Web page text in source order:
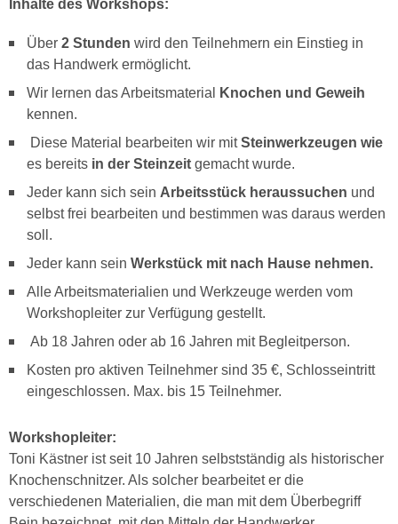
Inhalte des Workshops:
Über 2 Stunden wird den Teilnehmern ein Einstieg in
das Handwerk ermöglicht.
Wir lernen das Arbeitsmaterial
Knochen und Geweih
kennen.
Diese Material bearbeiten wir mitSteinwerkzeugen wie
es bereits in der Steinzeit gemacht wurde.
Jeder kann sich sein Arbeitsstück heraussuchen und
selbst frei bearbeiten und bestimmen was daraus werden
soll.
Jeder kann sein Werkstück mit nach Hause nehmen.
Alle Arbeitsmaterialien und Werkzeuge werden vom
Workshopleiter zur Verfügung gestellt.
Ab 18 Jahren oder ab 16 Jahren mit Begleitperson.
Kosten pro aktiven Teilnehmer sind 35 €, Schlosseintritt
eingeschlossen. Max. bis 15 Teilnehmer.
Workshopleiter:
Toni Kästner ist seit 10 Jahren selbstständig als historischer
Knochenschnitzer. Als solcher bearbeitet er die
verschiedenen Materialien, die man mit dem Überbegriff